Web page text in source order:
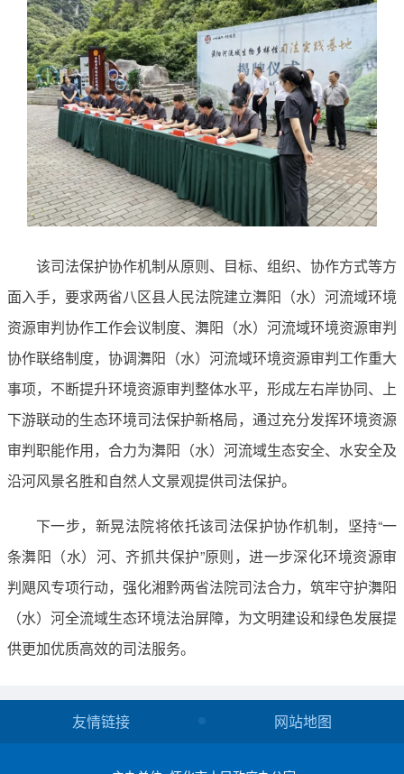
该司法保护协作机制从原则、目标、组织、协作方式等方
面入手，要求两省八区县人民法院建立㵲阳（水）河流域环境
资源审判协作工作会议制度、㵲阳（水）河流域环境资源审判
协作联络制度，协调㵲阳（水）河流域环境资源审判工作重大
事项，不断提升环境资源审判整体水平，形成左右岸协同、上
下游联动的生态环境司法保护新格局，通过充分发挥环境资源
审判职能作用，合力为㵲阳（水）河流域生态安全、水安全及
沿河风景名胜和自然人文景观提供司法保护。
下一步，新晃法院将依托该司法保护协作机制，坚持“一
条㵲阳（水）河、齐抓共保护”原则，进一步深化环境资源审
判飓风专项行动，强化湘黔两省法院司法合力，筑牢守护㵲阳
（水）河全流域生态环境法治屏障，为文明建设和绿色发展提
供更加优质高效的司法服务。
友情链接 网站地图